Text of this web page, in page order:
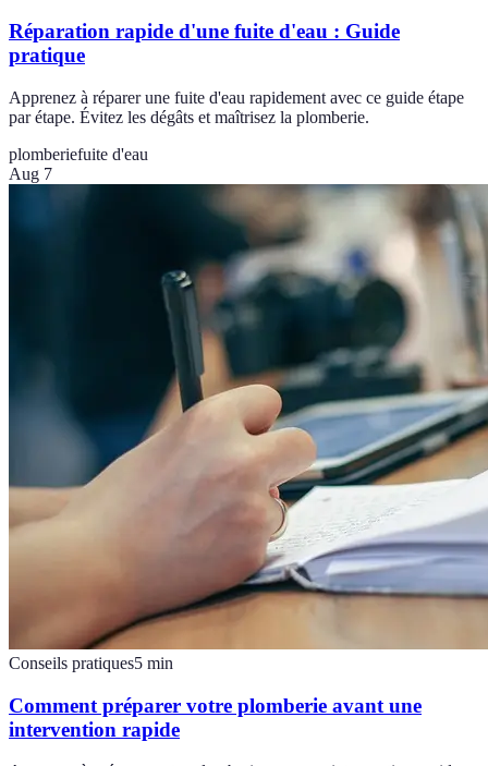
Réparation rapide d'une fuite d'eau : Guide
pratique
Apprenez à réparer une fuite d'eau rapidement avec ce guide étape
par étape. Évitez les dégâts et maîtrisez la plomberie.
plomberiefuite d'eau
Aug 7
Conseils pratiques5 min
Comment préparer votre plomberie avant une
intervention rapide